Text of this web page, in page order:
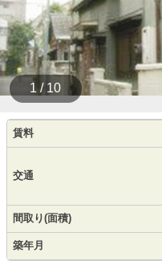
1 / 10
賃料
交通
間取り(面積)
築年月